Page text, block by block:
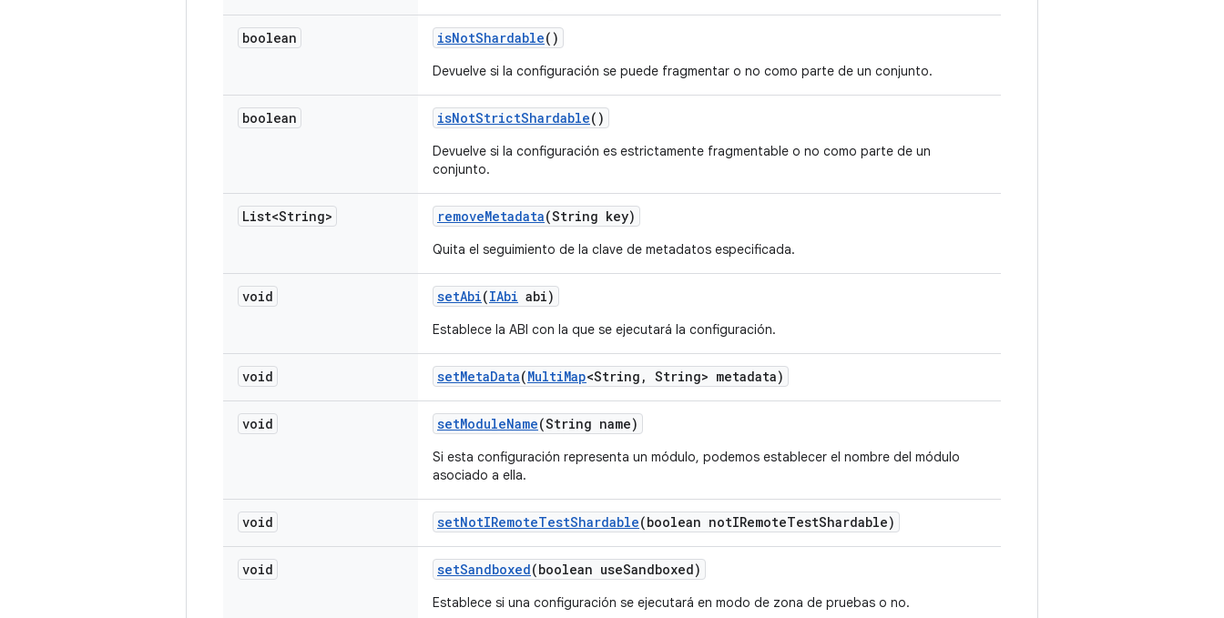
boolean isNotShardable()
Devuelve si la configuración se puede fragmentar o no como parte de un conjunto.
boolean isNotStrictShardable()
Devuelve si la configuración es estrictamente fragmentable o no como parte de un
conjunto.
List<String> removeMetadata(String key)
Quita el seguimiento de la clave de metadatos especificada.
void setAbi(IAbi abi)
Establece la ABI con la que se ejecutará la configuración.
void setMetaData(MultiMap<String , String> metadata)
void setModuleName(String name)
Si esta configuración representa un módulo, podemos establecer el nombre del módulo
asociado a ella.
void setNotIRemoteTestShardable(boolean notIRemoteTestShardable)
void setSandboxed(boolean useSandboxed)
Establece si una configuración se ejecutará en modo de zona de pruebas o no.